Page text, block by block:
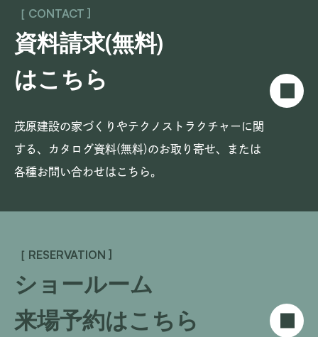
［ CONTACT ]
資料請求(無料)
はこちら
茂原建設の家づくりやテクノストラクチャーに関
する、
カタログ資料(無料)のお取り寄せ、または
各種お問い合わせはこちら。
［ RESERVATION ]
ショールーム
来場予約はこちら